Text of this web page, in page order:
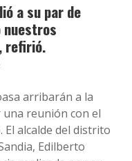
a su par de
nuestros
refirió.
arribarán a la
reunión con el
alcalde del distrito
Edilberto